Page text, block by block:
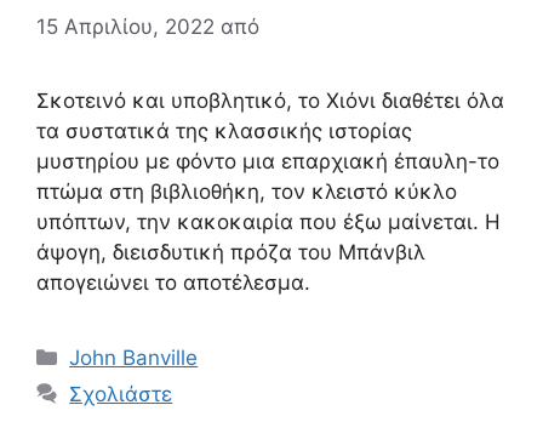
15 Απριλίου, 2022 από
Σκοτεινό και υποβλητικό, το Χιόνι διαθέτει όλα
τα συστατικά της κλασσικής ιστορίας
μυστηρίου με φόντο μια επαρχιακή έπαυλη-το
πτώμα στη βιβλιοθήκη, τον κλειστό κύκλο
υπόπτων, την κακοκαιρία που έξω μαίνεται. Η
άψογη, διεισδυτική πρόζα του Μπάνβιλ
απογειώνει το αποτέλεσμα.
Κατηγορίες
John Banville
Σχολιάστε